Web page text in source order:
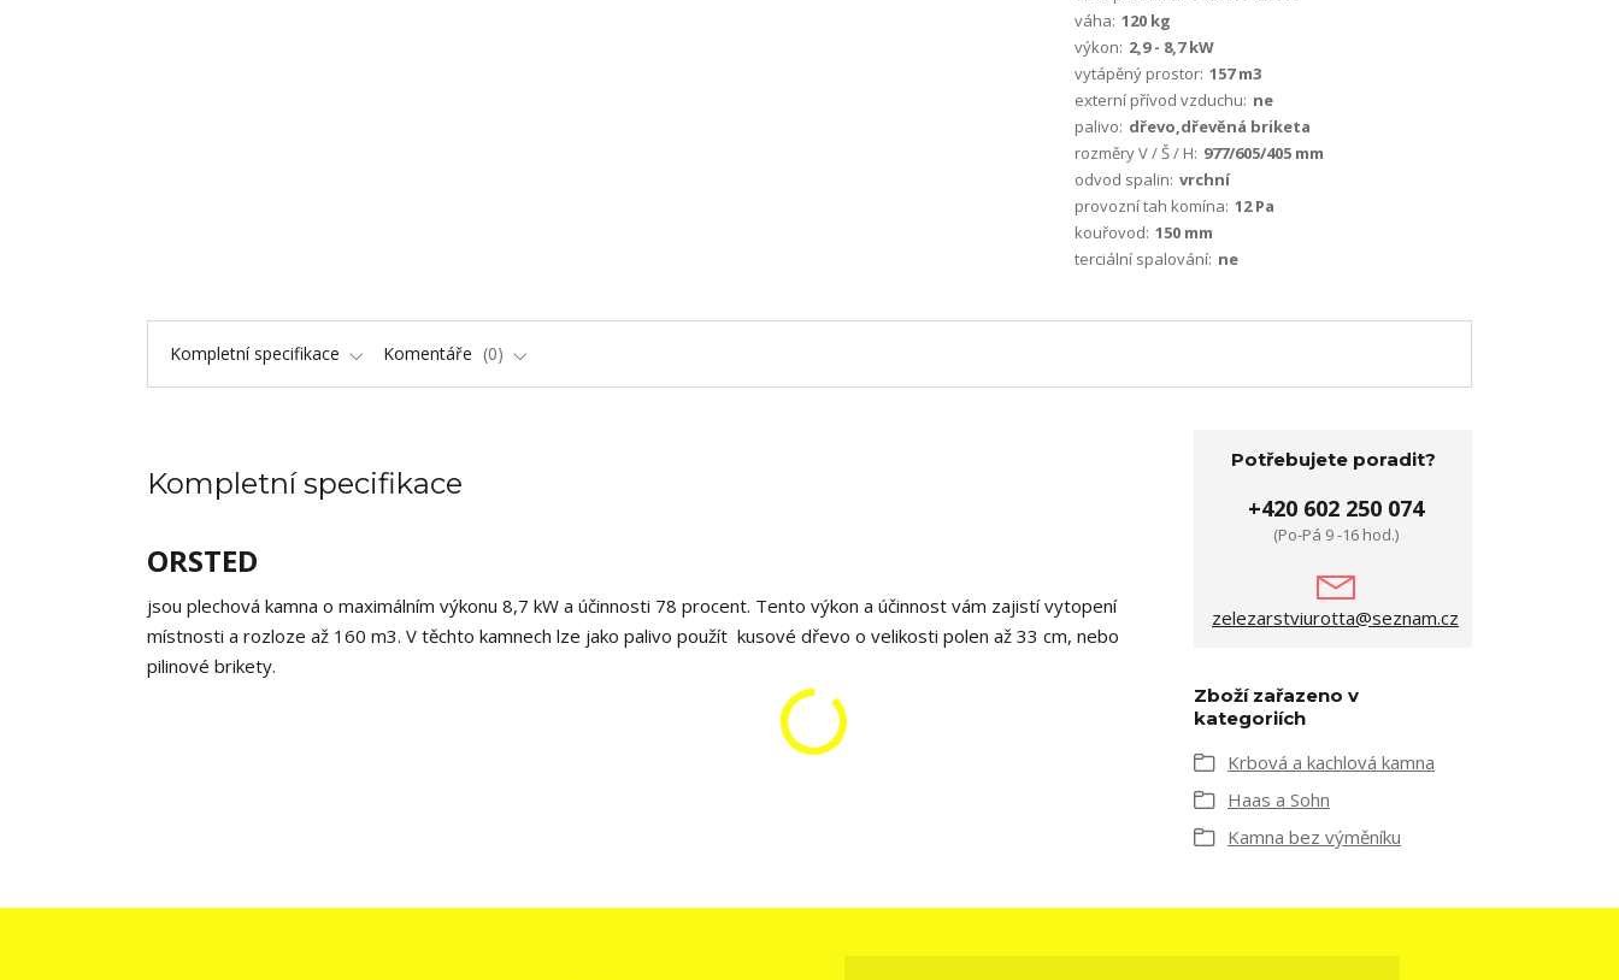
váha: 120 kg
výkon: 2,9 - 8,7 kW
vytápěný prostor: 157 m3
externí přívod vzduchu: ne
palivo: dřevo,dřevěná briketa
rozměry V / Š / H: 977/605/405 mm
odvod spalin: vrchní
provozní tah komína: 12 Pa
kouřovod: 150 mm
terciální spalování: ne
Kompletní specifikace Komentáře 0
Kompletní specifikace
ORSTED
jsou plechová kamna o maximálním výkonu 8,7 kW a účinnosti 78 procent. Tento výkon a účinnost vám zajistí vytopení
místnosti a rozloze až 160 m3. V těchto kamnech lze jako palivo použít kusové dřevo o velikosti polen až 33 cm, nebo
pilinové brikety.
Potřebujete poradit?
+420 602 250 074
(Po-Pá 9 -16 hod.)
zelezarstviurotta@seznam.cz
Zboží zařazeno v
kategoriích
Krbová a kachlová kamna
Haas a Sohn
Kamna bez výměníku